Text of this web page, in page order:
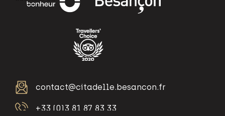
contact@citadelle.besancon.fr
+33 (0)3 81 87 83 33